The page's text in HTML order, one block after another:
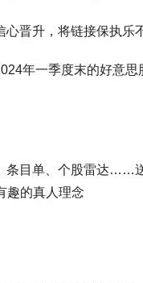
升，将链接保执乐
一季度末的好意思
条目单、个股雷达……
趣的真人理念